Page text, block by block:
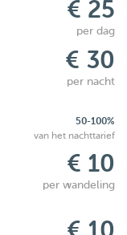
€ 25
per dag
€ 30
per nacht
50-100%
van het nachttarief
€ 10
per wandeling